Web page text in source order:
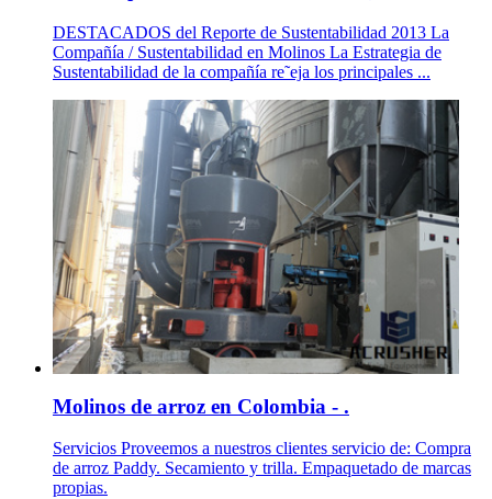
DESTACADOS del Reporte de Sustentabilidad 2013 La
Compañía / Sustentabilidad en Molinos La Estrategia de
Sustentabilidad de la compañía re˜eja los principales ...
Molinos de arroz en Colombia - .
Servicios Proveemos a nuestros clientes servicio de: Compra
de arroz Paddy. Secamiento y trilla. Empaquetado de marcas
propias.